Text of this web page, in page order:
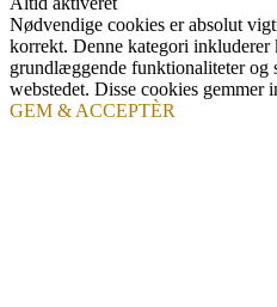
Nødvendige cookies er absolut
korrekt. Denne kategori inkluderer
grundlæggende funktionaliteter og
webstedet. Disse cookies gemmer
GEM & ACCEPTÈR